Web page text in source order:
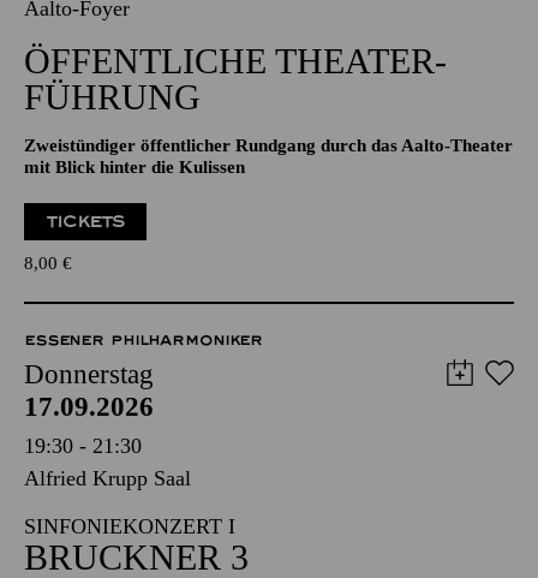
Aalto-Foyer
ÖFFENTLICHE THEATER­
FÜHRUNG
Zweistündiger öffentlicher Rundgang durch das Aalto-Theater
mit Blick hinter die Kulissen
TICKETS
8,00 €
ESSENER PHILHARMONIKER
Donnerstag
17.09.2026
19:30 - 21:30
Alfried Krupp Saal
SINFONIEKONZERT I
BRUCKNER 3